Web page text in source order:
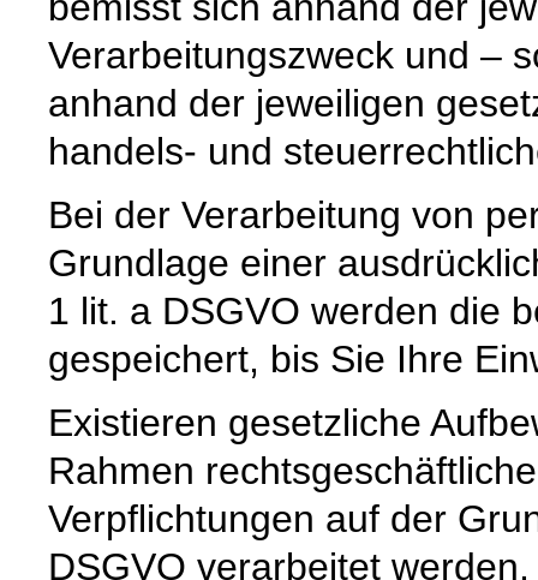
Verarbeitungszweck und –
anhand der jeweiligen
handels- und
Bei der Verarbeitung von
Grundlage einer
1 lit. a DSGVO werden die
gespeichert, bis Sie Ihre
Existieren gesetzliche
Rahmen
Verpflichtungen auf der
DSGVO verarbeitet